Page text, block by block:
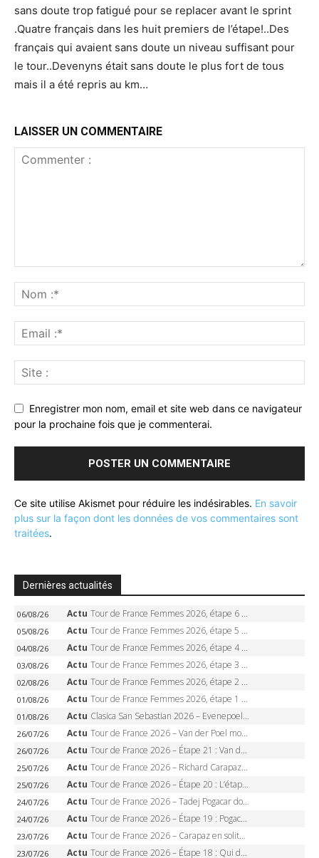
sans doute trop fatigué pour se replacer avant le sprint
.Quatre français dans les huit premiers de l’étape!..Des
français qui avaient sans doute un niveau suffisant pour
le tour..Devenyns était sans doute le plus fort de tous
mais il a été repris au km…
LAISSER UN COMMENTAIRE
Enregistrer mon nom, email et site web dans ce navigateur
pour la prochaine fois que je commenterai.
Ce site utilise Akismet pour réduire les indésirables. En savoir
plus sur la façon dont les données de vos commentaires sont
traitées.
Dernières actualités
06/08/26 Actu Tour de France Femmes 2026, étape 6 – Kim Le Court-Pienaar gagne à Tournon, Reusser en jaune
05/08/26 Actu Tour de France Femmes 2026, étape 5 – Demi Vollering gagne à Belleville, Reusser en jaune, Ferrand-Prévot coule
04/08/26 Actu Tour de France Femmes 2026, étape 4 – Marlen Reusser écrase le chrono, Ferrand-Prévot en crise
03/08/26 Actu Tour de France Femmes 2026, étape 3 – Sigrid Haugset en solitaire, 88 km d’échappée, maillot jaune
02/08/26 Actu Tour de France Femmes 2026, étape 2 – Lorena Wiebes doublé à Genève, Markus héroïque, 7e record
01/08/26 Actu Tour de France Femmes 2026, étape 1 – Lorena Wiebes intouchable à Lausanne, premier maillot jaune
01/08/26 Actu Clasica San Sebastian 2026 – Evenepoel recordman, 4e victoire, Carapaz battu au sprint
26/07/26 Actu Tour de France 2026 – Van der Poel monumental à Paris, Pogacar égale le record des cinq sacres
26/07/26 Actu Tour de France 2026 – Étape 21 : Van der Poel, Pogacar, qui succédera à Wout van Aert sur les Champs-Elysées ?
25/07/26 Actu Tour de France 2026 – Richard Carapaz roi des Alpes, doublé et maillot à pois, Seixas perd le podium
25/07/26 Actu Tour de France 2026 – Étape 20 : L’étape reine, Galibier, Sarenne, Alpe d’Huez, qui succédera à Pogacar ?
24/07/26 Actu Tour de France 2026 – Tadej Pogacar dompte l’Alpe d’Huez, 5e victoire, record de Pantani pulvérisé
24/07/26 Actu Tour de France 2026 – Étape 19 : Pogacar peut-il enfin dompter l’Alpe d’Huez ?
23/07/26 Actu Tour de France 2026 – Carapaz en solitaire à Orcières-Merlette, Paret-Peintre à un point du maillot à pois
23/07/26 Actu Tour de France 2026 – Étape 18 : Qui domptera Orcières-Merlette, première marche vers l’Alpe d’Huez ?